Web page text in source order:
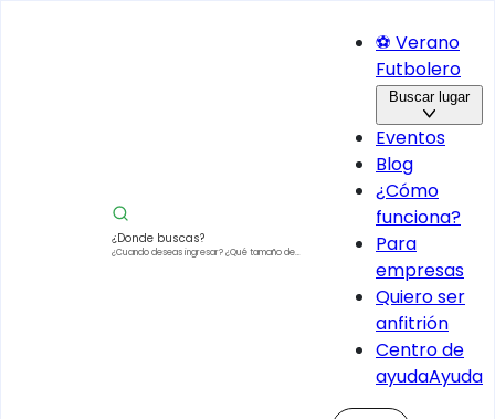
¿Donde buscas?
¿Cuando deseas ingresar?¿Qué tamaño de
⚽ Verano
Futbolero
Buscar lugar
Eventos
Blog
¿Cómo
funciona?
Para
empresas
Quiero ser
anfitrión
Centro de
ayudaAyuda